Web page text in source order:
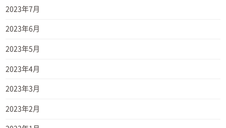
2023年7月
2023年6月
2023年5月
2023年4月
2023年3月
2023年2月